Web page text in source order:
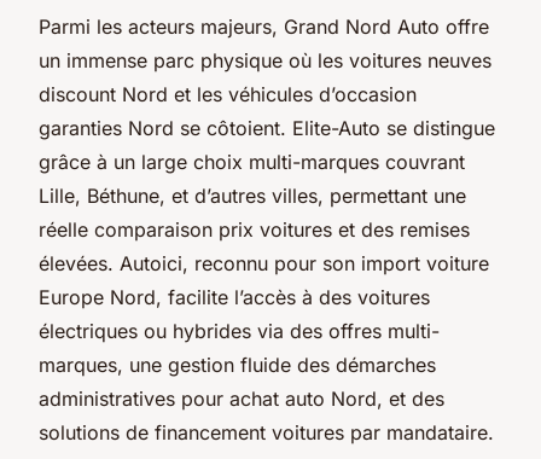
Parmi les acteurs majeurs, Grand Nord Auto offre
un immense parc physique où les voitures neuves
discount Nord et les véhicules d’occasion
garanties Nord se côtoient. Elite-Auto se distingue
grâce à un large choix multi-marques couvrant
Lille, Béthune, et d’autres villes, permettant une
réelle comparaison prix voitures et des remises
élevées. Autoici, reconnu pour son import voiture
Europe Nord, facilite l’accès à des voitures
électriques ou hybrides via des offres multi-
marques, une gestion fluide des démarches
administratives pour achat auto Nord, et des
solutions de financement voitures par mandataire.